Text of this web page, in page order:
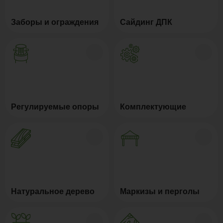
Заборы и ограждения Сайдинг ДПК
Регулируемые опоры Комплектующие
Натуральное дерево Маркизы и перголы